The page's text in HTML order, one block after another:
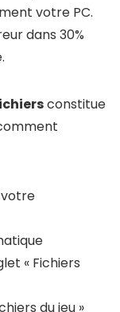
votre PC.
dans 30%
constitue
« Fichiers
du jeu »